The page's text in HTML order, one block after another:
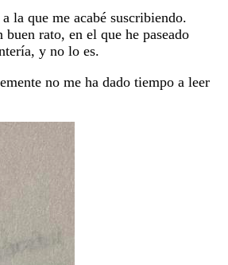
la que me acabé suscribiendo.
rato, en el que he paseado
y no lo es.
no me ha dado tiempo a leer